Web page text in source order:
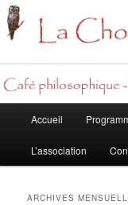
principal
Aller
au
Aller
au
Accueil
L’association
ARCHIVES